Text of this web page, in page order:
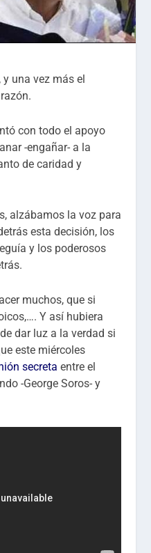
una vez más el
con todo el apoyo
-engañar- a la
de caridad y
alzábamos la voz para
esta decisión, los
y los poderosos
muchos, que si
Y así hubiera
dar luz a la verdad si
este miércoles
secreta entre el
-George Soros- y